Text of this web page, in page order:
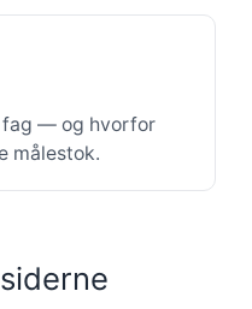
fag — og hvorfor
målestok.